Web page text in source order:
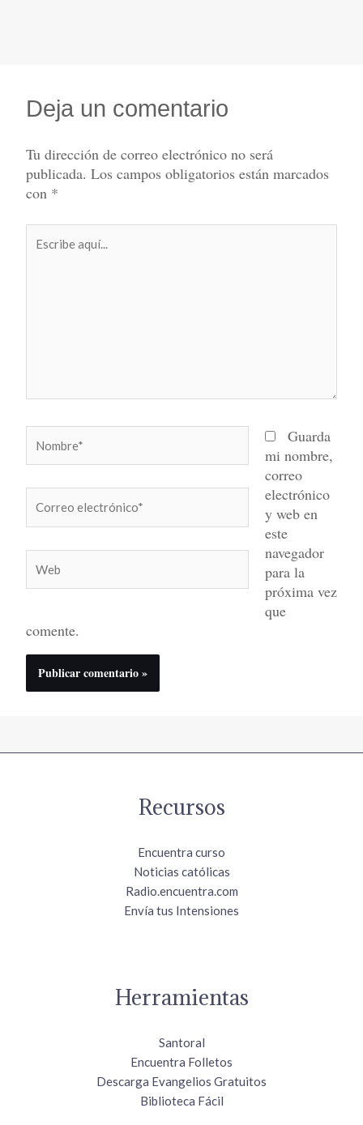
Deja un comentario
Tu dirección de correo electrónico no será
publicada. Los campos obligatorios están marcados
con *
aquí...
electrónico*
Guarda
mi nombre,
correo
electrónico
y web en
este
navegador
para la
próxima vez
que
comente.
Recursos
Encuentra curso
Noticias católicas
Radio.encuentra.com
Envía tus Intensiones
Herramientas
Santoral
Encuentra Folletos
Descarga Evangelios Gratuitos
Biblioteca Fácil